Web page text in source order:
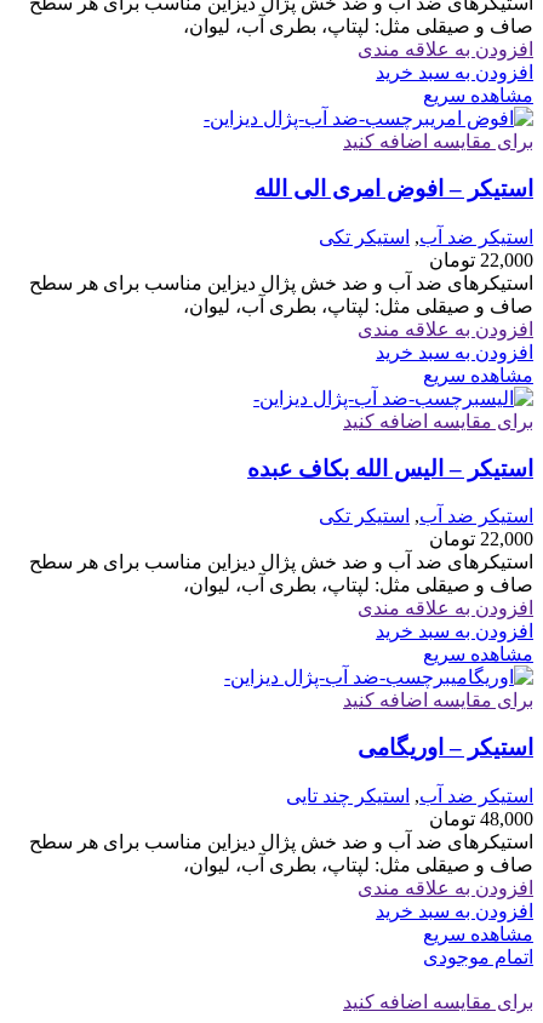
صاف و صیقلی مثل: لپتاپ، بطری آب، لیوان،
افزودن به علاقه مندی
افزودن به سبد خرید
مشاهده سریع
برای مقایسه اضافه کنید
استیکر – افوض امری الی الله
استیکر ضد آب, استیکر تکی
22,000 تومان
استیکرهای ضد آب و ضد خش پژال دیزاین مناسب برای هر سطح
صاف و صیقلی مثل: لپتاپ، بطری آب، لیوان،
افزودن به علاقه مندی
افزودن به سبد خرید
مشاهده سریع
برای مقایسه اضافه کنید
استیکر – الیس الله بکاف عبده
استیکر ضد آب, استیکر تکی
22,000 تومان
استیکرهای ضد آب و ضد خش پژال دیزاین مناسب برای هر سطح
صاف و صیقلی مثل: لپتاپ، بطری آب، لیوان،
افزودن به علاقه مندی
افزودن به سبد خرید
مشاهده سریع
برای مقایسه اضافه کنید
استیکر – اوریگامی
استیکر ضد آب, استیکر چند تایی
48,000 تومان
استیکرهای ضد آب و ضد خش پژال دیزاین مناسب برای هر سطح
صاف و صیقلی مثل: لپتاپ، بطری آب، لیوان،
افزودن به علاقه مندی
افزودن به سبد خرید
مشاهده سریع
اتمام موجودی
برای مقایسه اضافه کنید